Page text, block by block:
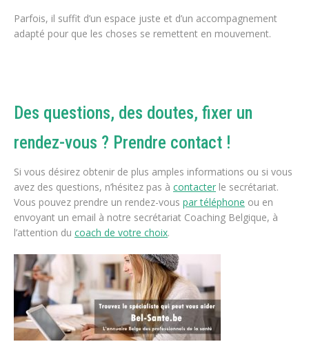
Parfois, il suffit d’un espace juste et d’un accompagnement
adapté pour que les choses se remettent en mouvement.
Des questions, des doutes, fixer un
rendez-vous ? Prendre contact !
Si vous désirez obtenir de plus amples informations ou si vous
avez des questions, n’hésitez pas à contacter le secrétariat.
Vous pouvez prendre un rendez-vous par téléphone ou en
envoyant un email à notre secrétariat Coaching Belgique, à
l’attention du coach de votre choix.